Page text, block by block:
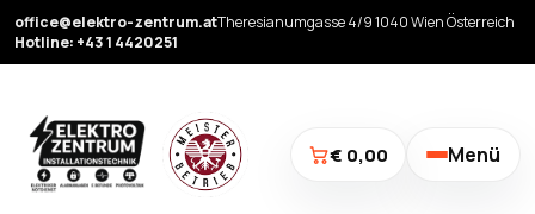
office@elektro-zentrum.atTheresianumgasse 4/9 1040 Wien Österreich
Hotline: +43 1 4420251
€ 0,00 Menü